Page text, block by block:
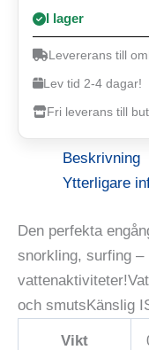
I lager
Levererans till
Lev tid 2-4 dagar!
Fri leverans till
Beskrivning
Ytterligare
Den perfekta
snorkling, surfing –
och smutsKänslig
Vikt